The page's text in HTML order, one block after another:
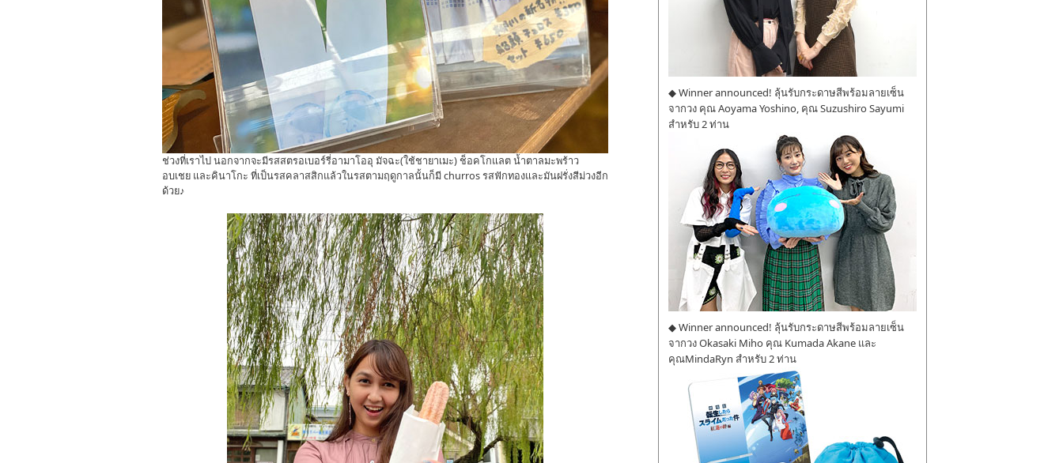
ช่วงที่เราไป นอกจากจะมีรสสตรอเบอร์รี่อามาโออุ มัจฉะ(ใช้ชายาเมะ) ช็อคโกแลต น้ำตาลมะพร้าว
อบเชย และคินาโกะ ที่เป็นรสคลาสสิกแล้วในรสตามฤดูกาลนั้นก็มี churros รสฟักทองและมันฝรั่งสีม่วงอีก
ด้วย♪
◆ Winner announced! ลุ้นรับกระดาษสีพร้อมลายเซ็น
จากวง คุณ Aoyama Yoshino, คุณ Suzushiro Sayumi
สำหรับ 2 ท่าน
◆ Winner announced! ลุ้นรับกระดาษสีพร้อมลายเซ็น
จากวง Okasaki Miho คุณ Kumada Akane และ
คุณMindaRyn สำหรับ 2 ท่าน